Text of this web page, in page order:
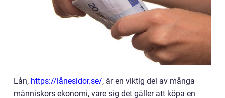
Lån, https://lånesidor.se/, är en viktig del av många
människors ekonomi, vare sig det gäller att köpa en